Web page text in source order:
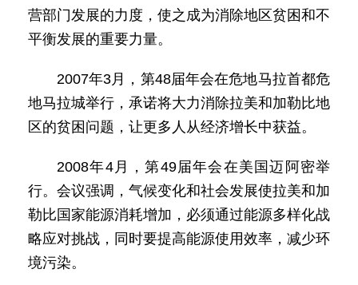
营部门发展的力度，使之成为消除地区贫困和不
平衡发展的重要力量。
2007年3月，第48届年会在危地马拉首都危
地马拉城举行，承诺将大力消除拉美和加勒比地
区的贫困问题，让更多人从经济增长中获益。
2008年4月，第49届年会在美国迈阿密举
行。会议强调，气候变化和社会发展使拉美和加
勒比国家能源消耗增加，必须通过能源多样化战
略应对挑战，同时要提高能源使用效率，减少环
境污染。